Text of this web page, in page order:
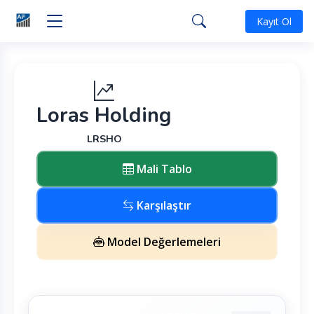
Kayıt Ol
Loras Holding
LRSHO
Mali Tablo
Karşılaştır
Model Değerlemeleri